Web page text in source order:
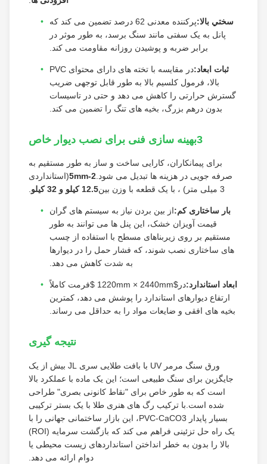
سختي بالا:
پرکننده معدنی 62 درصد تضمین می کند که
پانل به یک سفتی مانند سنگ برسد، به طور موثر در
برابر ضربه و پوشیدن روزانه مقاومت می کند.
ثبات ابعاد:
در مقایسه با تخته های دارای محتوای PVC
بالا، فرمول کلسیم بالا به طور قابل توجهی ضریب
گسترش حرارتی را کاهش می دهد و حتی در تاسیسات
بدون درهم بزرگ، بخیه های تنگ را تضمین می کند.
برای پیمانکاران، کارایی ساخت و ساز به طور مستقیم به
صرفه جویی در هزینه ها تبدیل می شود. 2-5mm
(استانداردی
12.5 کيلو و 32 کيلو .
بار ساختاری کم:از بین بردن نیاز به سیستم های گران
قیمت آویزان خشک، این پنل ها می توانند به طور
مستقیم بر روی زیربناهای مسطح با استفاده از چسب
های ساختاری نصب شوند، که فشار حمل را در دیوارها
به شدت کاهش می دهد.
ابعاد استاندارد:در $1220mm × 2440mm $
فرمت کاملاً
ارتفاع دیوارهای استاندارد را پوشش می دهد، کمترین
بخیه های افقی و ضایعات مواد را به حداقل می رساند.
نتیجه گیری
ورق سنگ مرمر UV با بافت طلایی سری JL بیش از یک
جایگزین برای سنگ طبیعی است؛ این یک ماده با عملکرد بالا
است که به طور خاص برای "نقاط کانونی بصری" طراحی
شده است.با ترکیب رگ های هنری طلا با یک بستر ترکیبی
بسیار پایدار PVC-CaCO3، این بازار ساختمانی جهانی را با
یک راه حل تزئینی فراهم می کند که بازگشت سرمایه (ROI)
بالا را بدون به خطر انداختن استانداردهای زیست محیطی یا
دوام ارائه می دهد.